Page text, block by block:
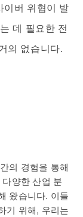
이버 위협이 발
데 필요한 전
의 없습니다.
의 경험을 통해
양한 산업 분
왔습니다. 이들
기 위해, 우리는